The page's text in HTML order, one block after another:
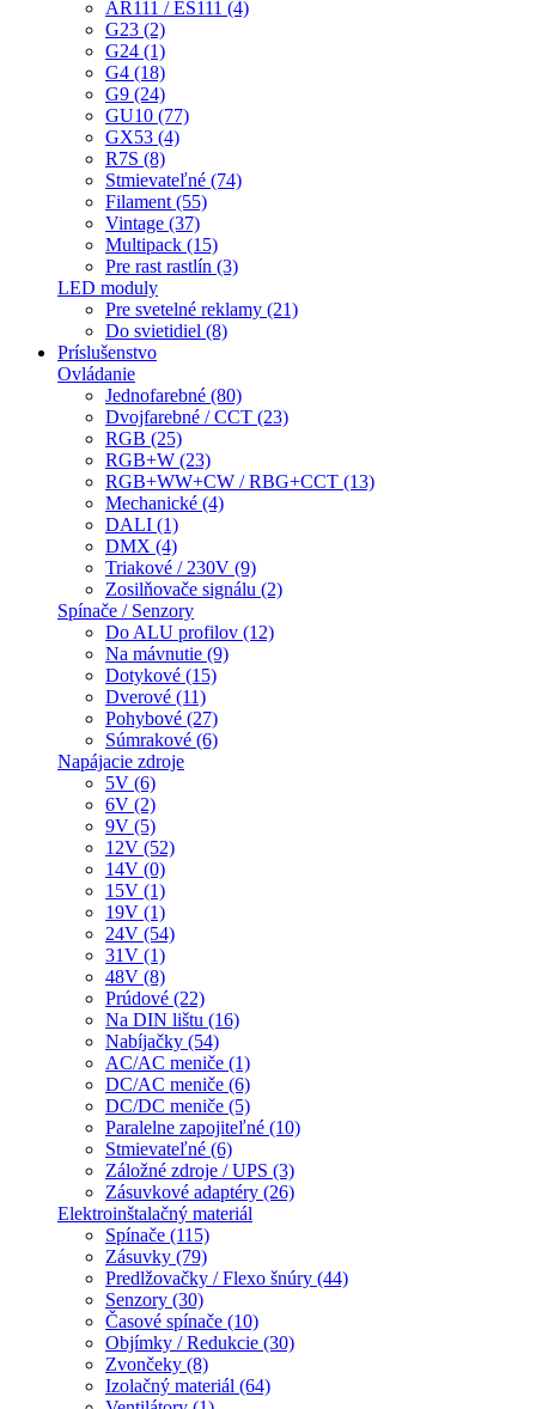
AR111 / ES111 (4)
G23 (2)
G24 (1)
G4 (18)
G9 (24)
GU10 (77)
GX53 (4)
R7S (8)
Stmievateľné (74)
Filament (55)
Vintage (37)
Multipack (15)
Pre rast rastlín (3)
LED moduly
Pre svetelné reklamy (21)
Do svietidiel (8)
Príslušenstvo
Ovládanie
Jednofarebné (80)
Dvojfarebné / CCT (23)
RGB (25)
RGB+W (23)
RGB+WW+CW / RBG+CCT (13)
Mechanické (4)
DALI (1)
DMX (4)
Triakové / 230V (9)
Zosilňovače signálu (2)
Spínače / Senzory
Do ALU profilov (12)
Na mávnutie (9)
Dotykové (15)
Dverové (11)
Pohybové (27)
Súmrakové (6)
Napájacie zdroje
5V (6)
6V (2)
9V (5)
12V (52)
14V (0)
15V (1)
19V (1)
24V (54)
31V (1)
48V (8)
Prúdové (22)
Na DIN lištu (16)
Nabíjačky (54)
AC/AC meniče (1)
DC/AC meniče (6)
DC/DC meniče (5)
Paralelne zapojiteľné (10)
Stmievateľné (6)
Záložné zdroje / UPS (3)
Zásuvkové adaptéry (26)
Elektroinštalačný materiál
Spínače (115)
Zásuvky (79)
Predlžovačky / Flexo šnúry (44)
Senzory (30)
Časové spínače (10)
Objímky / Redukcie (30)
Zvončeky (8)
Izolačný materiál (64)